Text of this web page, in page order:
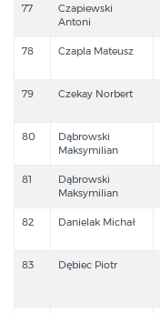
77
Czapiewski
Antoni
78 Czapla Mateusz
79 Czekay Norbert
80
Dąbrowski
Maksymilian
81
Dąbrowski
Maksymilian
82 Danielak Michał
83 Dębiec Piotr